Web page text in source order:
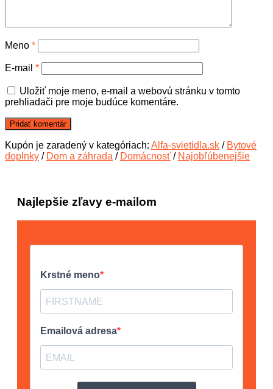
Meno *
E-mail *
Uložiť moje meno, e-mail a webovú stránku v tomto
prehliadači pre moje budúce komentáre.
Kupón je zaradený v kategóriach: Alfa-svietidla.sk / Bytové
doplnky / Dom a záhrada / Domácnosť / Najobľúbenejšie
Najlepšie zľavy e-mailom